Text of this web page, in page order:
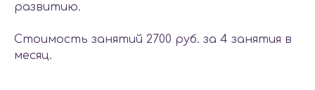
развитию.
Стоимость занятий 2700 руб. за 4 занятия в
месяц.